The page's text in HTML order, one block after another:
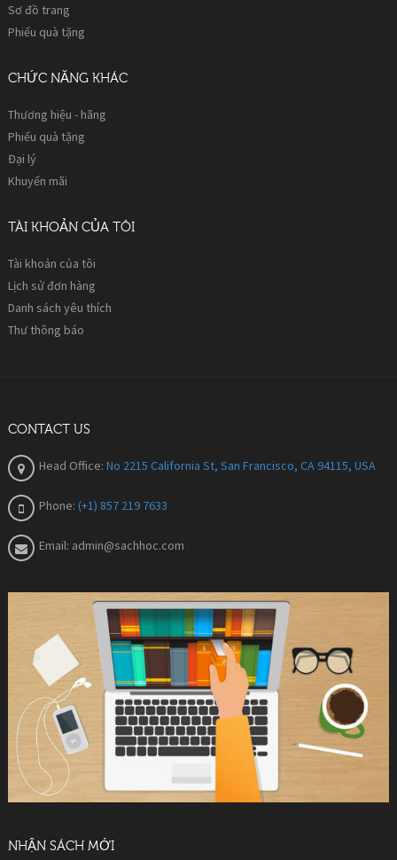
Sơ đồ trang
Phiếu quà tặng
CHỨC NĂNG KHÁC
Thương hiệu - hãng
Phiếu quà tặng
Đại lý
Khuyến mãi
TÀI KHOẢN CỦA TÔI
Tài khoản của tôi
Lịch sử đơn hàng
Danh sách yêu thích
Thư thông báo
CONTACT US
Head Office: No 2215 California St, San Francisco, CA 94115, USA
Phone: (+1) 857 219 7633
Email: admin@sachhoc.com
NHẬN SÁCH MỚI